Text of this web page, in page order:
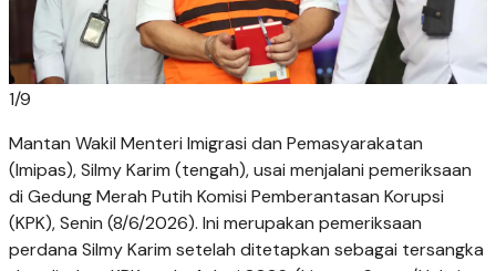
1/9
Mantan Wakil Menteri Imigrasi dan Pemasyarakatan
(Imipas), Silmy Karim (tengah), usai menjalani pemeriksaan
di Gedung Merah Putih Komisi Pemberantasan Korupsi
(KPK), Senin (8/6/2026). Ini merupakan pemeriksaan
perdana Silmy Karim setelah ditetapkan sebagai tersangka